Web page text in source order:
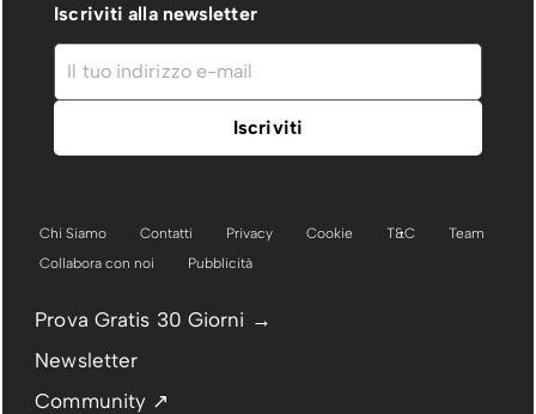
Iscriviti alla newsletter
Chi Siamo Contatti Privacy Cookie T&C
Team
Collabora con noi
Pubblicità
Prova Gratis 30 Giorni →
Newsletter
Community ↗